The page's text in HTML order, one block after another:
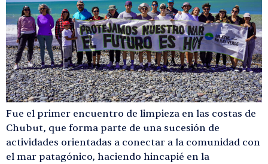
Fue el primer encuentro de limpieza en las costas de
Chubut, que forma parte de una sucesión de
actividades orientadas a conectar a la comunidad con
el mar patagónico, haciendo hincapié en la